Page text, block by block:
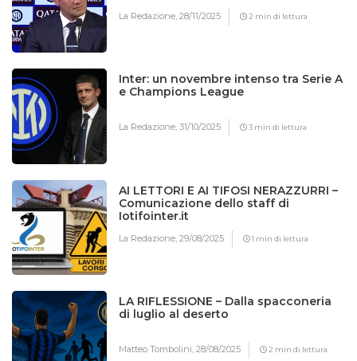
La Redazione,28/11/2025 2 min di lettura
Inter: un novembre intenso tra Serie A
e Champions League
La Redazione,31/10/2025 3 min di lettura
AI LETTORI E AI TIFOSI NERAZZURRI –
Comunicazione dello staff di
Iotifointer.it
La Redazione,29/08/2025 1 min di lettura
LA RIFLESSIONE – Dalla spacconeria
di luglio al deserto
Matteo Tombolini,28/08/2025 2 min di lettura